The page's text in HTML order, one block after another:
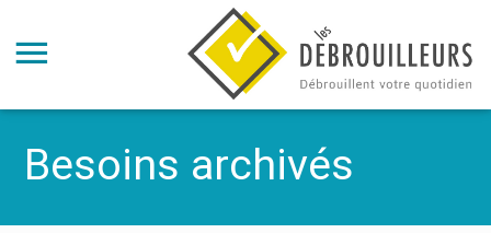
Besoins archivés